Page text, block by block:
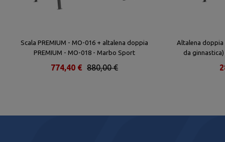
Scala PREMIUM - MO-016 + altalena doppia
PREMIUM - MO-018 - Marbo Sport
880,00 €
774,40 €
Altalena doppia
da